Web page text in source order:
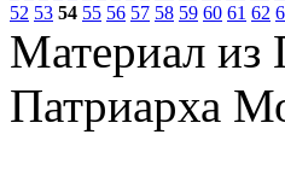
52 53 54 55 56 57 58 59 60 61 62
Материал из
Патриарха